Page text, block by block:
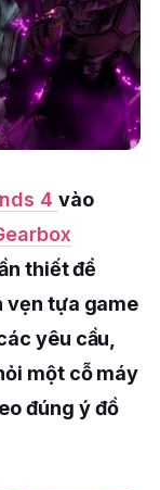
4 vào
thiết để
vẹn tựa game
yêu cầu,
một cỗ máy
đúng ý đồ